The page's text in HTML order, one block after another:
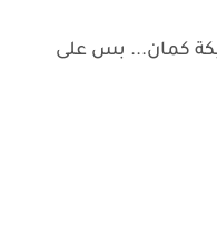
كمان... بس على